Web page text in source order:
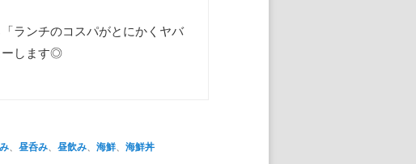
ランチのコスパがとにかくヤバ
ーします◎
、昼呑み 、昼飲み 、海鮮 、海鮮丼